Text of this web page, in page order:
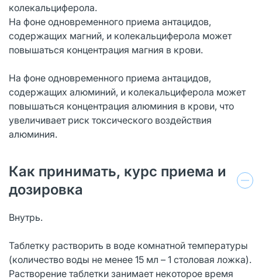
колекальциферола.
На фоне одновременного приема антацидов,
содержащих магний, и колекальциферола может
повышаться концентрация магния в крови.
На фоне одновременного приема антацидов,
содержащих алюминий, и колекальциферола может
повышаться концентрация алюминия в крови, что
увеличивает риск токсического воздействия
алюминия.
Как принимать, курс приема и
дозировка
Внутрь.
Таблетку растворить в воде комнатной температуры
(количество воды не менее 15 мл – 1 столовая ложка).
Растворение таблетки занимает некоторое время